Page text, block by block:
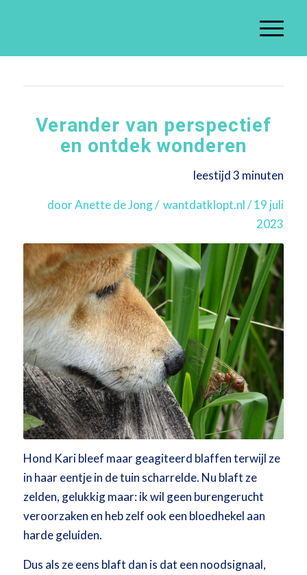
Verander van perspectief
en ontdek wonderen
leestijd 3 minuten
door Anette de Jong / wantdatklopt.nl / 19 juli
2023
Hond Kari bleef maar geagiteerd blaffen terwijl ze
in haar eentje in de tuin scharrelde. Nu blaft ze
zelden, gelukkig maar: ik wil geen burengerucht
veroorzaken en heb zelf ook een bloedhekel aan
harde geluiden.
Dus als ze eens blaft dan is dat een noodsignaal,